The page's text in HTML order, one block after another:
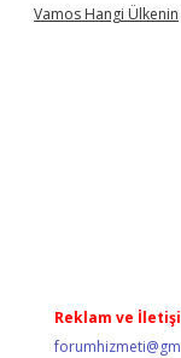
Vamos Hangi Ülkenin
Reklam ve